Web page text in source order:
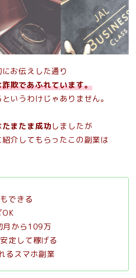
にお伝えした通り
欺であふれています。
いうわけじゃありません。
たまたま成功しましたが
介してもらったこの副業は
できる
から109万
定して稼げる
るスマホ副業